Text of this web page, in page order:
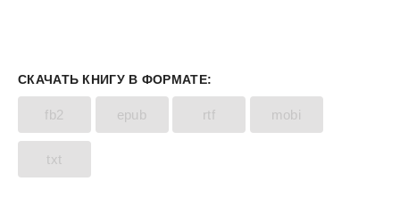
СКАЧАТЬ КНИГУ В ФОРМАТЕ:
fb2 epub rtf mobi
txt